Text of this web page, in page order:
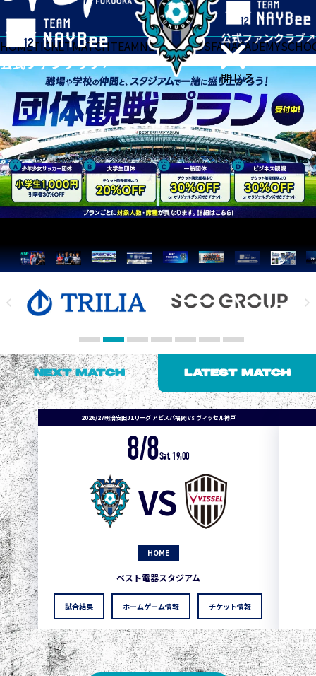
閉じる
HOMETICKETMATCHTEAMNEWSGOODSFANACADEMY
NEXT MATCH LATEST MATCH
2026/27明治安田J1リーグ アビスパ福岡 vs ヴィッセル神戸
8/8Sat. 19:00
VS
HOME
ベスト電器スタジアム
試合結果 ホームゲーム情報 チケット情報
1 3
2 広島 3 1 0 0
3
3 Ｇ大阪 3 1 0 0 1